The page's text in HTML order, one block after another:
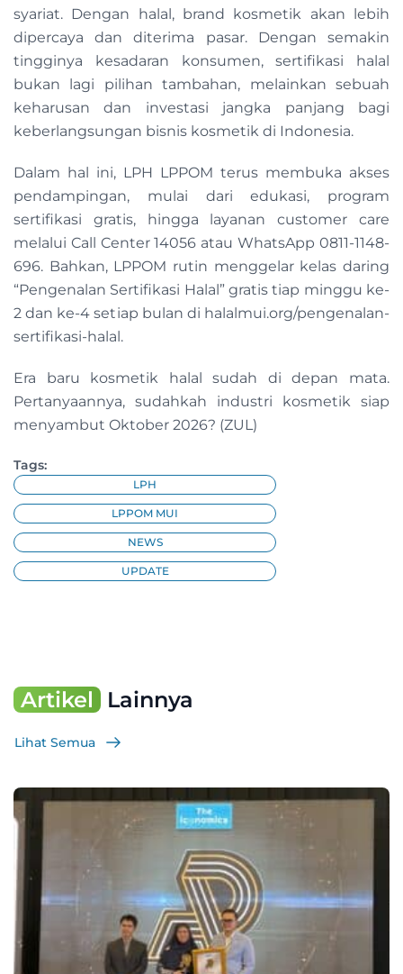
syariat. Dengan halal, brand kosmetik akan lebih
dipercaya dan diterima pasar. Dengan semakin
tingginya kesadaran konsumen, sertifikasi halal
bukan lagi pilihan tambahan, melainkan sebuah
keharusan dan investasi jangka panjang bagi
keberlangsungan bisnis kosmetik di Indonesia.
Dalam hal ini, LPH LPPOM terus membuka akses
pendampingan, mulai dari edukasi, program
sertifikasi gratis, hingga layanan customer care
melalui Call Center 14056 atau WhatsApp 0811-1148-
696. Bahkan, LPPOM rutin menggelar kelas daring
“Pengenalan Sertifikasi Halal” gratis tiap minggu ke-
2 dan ke-4 setiap bulan di halalmui.org/pengenalan-
sertifikasi-halal.
Era baru kosmetik halal sudah di depan mata.
Pertanyaannya, sudahkah industri kosmetik siap
menyambut Oktober 2026? (ZUL)
Tags:
LPH
LPPOM MUI
NEWS
UPDATE
Artikel Lainnya
Lihat Semua